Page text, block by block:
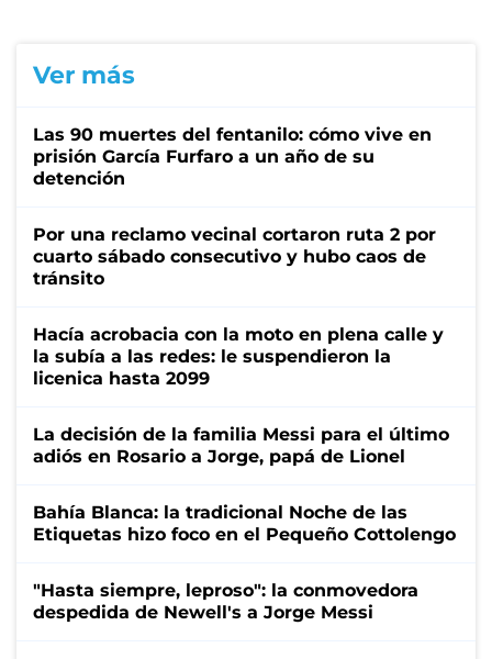
Ver más
Las 90 muertes del fentanilo: cómo vive en
prisión García Furfaro a un año de su
detención
Por una reclamo vecinal cortaron ruta 2 por
cuarto sábado consecutivo y hubo caos de
tránsito
Hacía acrobacia con la moto en plena calle y
la subía a las redes: le suspendieron la
licenica hasta 2099
La decisión de la familia Messi para el último
adiós en Rosario a Jorge, papá de Lionel
Bahía Blanca: la tradicional Noche de las
Etiquetas hizo foco en el Pequeño Cottolengo
"Hasta siempre, leproso": la conmovedora
despedida de Newell's a Jorge Messi